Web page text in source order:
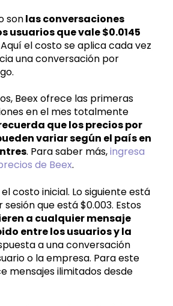
sonlas conversaciones
usuarios que vale $0.0145
Aquí el costo se aplica cada vez
una conversación por
Beex ofrece las primeras
en el mes totalmente
que los precios por
variar según el país en
. Para saber más,ingresa
de Beex.
costo inicial. Lo siguiente está
que está $0.003. Estos
a cualquier mensaje
entre los usuarios y la
a una conversación
o la empresa. Para este
mensajes ilimitados desde